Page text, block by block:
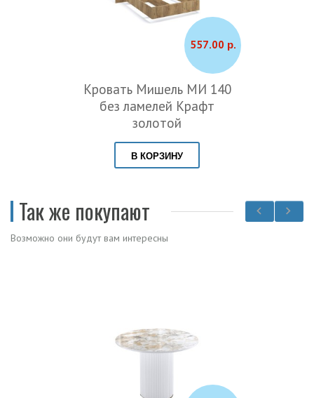
557.00 р.
Кровать Мишель МИ 140
без ламелей Крафт
золотой
В КОРЗИНУ
Так же покупают
Возможно они будут вам интересны